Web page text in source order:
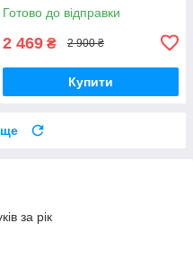
Готово до відправки
2 469 ₴ 2 900 ₴
Купити
ще
за рік